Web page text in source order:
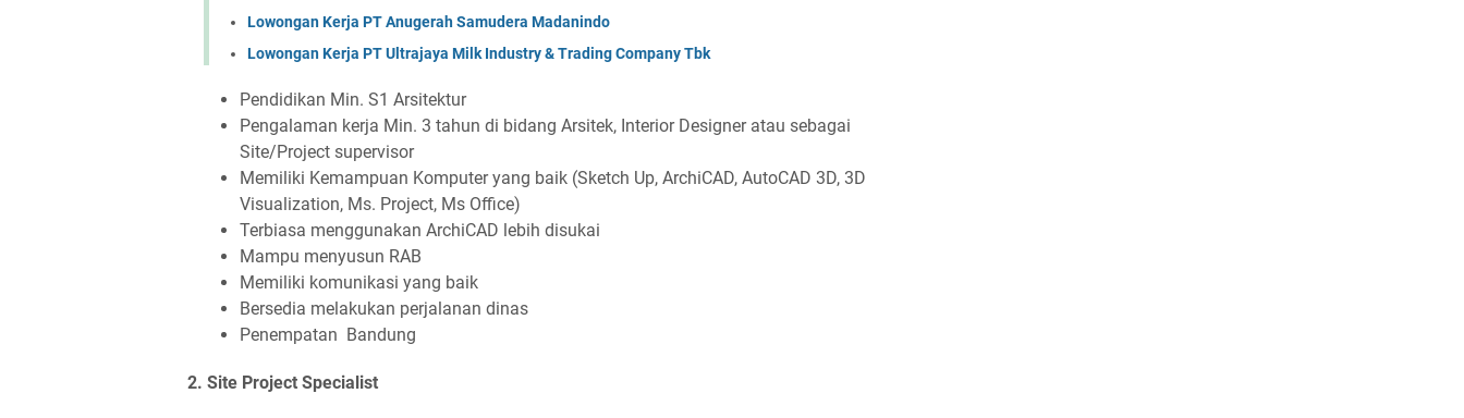
Lowongan Kerja PT Anugerah Samudera Madanindo
Lowongan Kerja PT Ultrajaya Milk Industry & Trading Company Tbk
Pendidikan Min. S1 Arsitektur
Pengalaman kerja Min. 3 tahun di bidang Arsitek, Interior Designer atau sebagai
Site/Project supervisor
Memiliki Kemampuan Komputer yang baik (Sketch Up, ArchiCAD, AutoCAD 3D, 3D
Visualization, Ms. Project, Ms Office)
Terbiasa menggunakan ArchiCAD lebih disukai
Mampu menyusun RAB
Memiliki komunikasi yang baik
Bersedia melakukan perjalanan dinas
Penempatan Bandung
2. Site Project Specialist